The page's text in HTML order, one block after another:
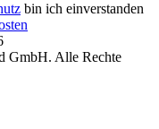
bin ich einverstanden
GmbH. Alle Rechte